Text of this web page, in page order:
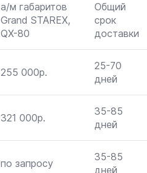
а/м габаритов
Grand STAREX,
QX-80
Общий
срок
доставки
255 000р.
25-70
дней
321 000р.
35-85
дней
по запросу
35-85
дней